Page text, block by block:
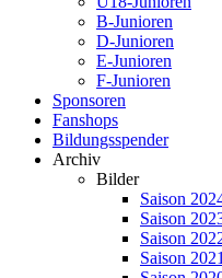
B-Junioren
D-Junioren
E-Junioren
F-Junioren
Sponsoren
Fanshops
Bildungsspender
Archiv
Bilder
Saison
Saison
Saison
Saison